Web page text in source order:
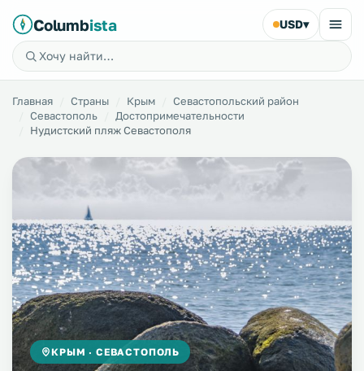
Columbista USD▾
Главная Страны Крым
Севастопольский район
Севастополь
Достопримечательности
Нудистский пляж Севастополя
КРЫМ · СЕВАСТОПОЛЬ